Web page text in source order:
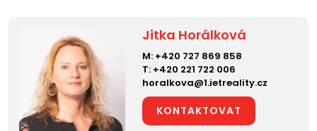
Jitka Horálková
M: +420 727 869 858
T: +420 221 722 006
horalkova@1.ietreality.cz
KONTAKTOVAT